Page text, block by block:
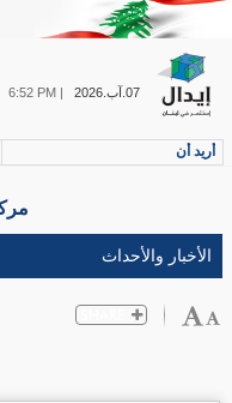
07.آب.2026 6:52 PM |
أريد أن